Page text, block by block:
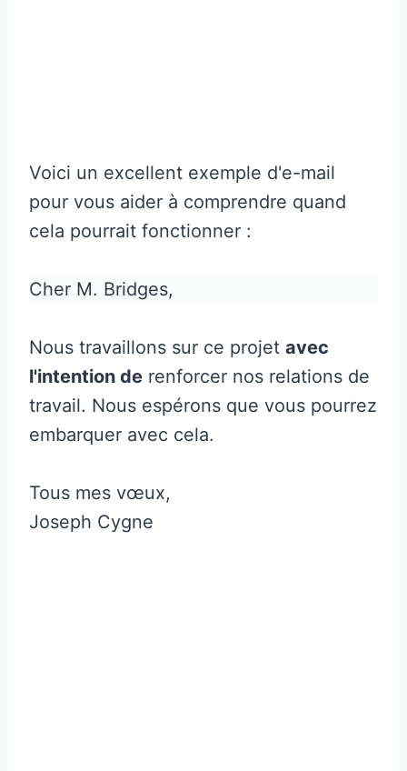
Voici un excellent exemple d'e-mail
pour vous aider à comprendre quand
cela pourrait fonctionner :
Cher M. Bridges,
Nous travaillons sur ce projet avec
l'intention de renforcer nos relations de
travail. Nous espérons que vous pourrez
embarquer avec cela.
Tous mes vœux,
Joseph Cygne